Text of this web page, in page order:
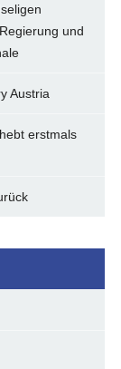
und
Austria
erstmals